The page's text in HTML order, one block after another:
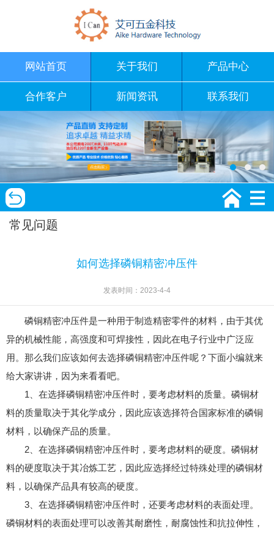
网站首页 关于我们 产品中心
合作客户 新闻资讯 联系我们
常见问题
如何选择磷铜精密冲压件
发表时间：2023-4-4
磷铜精密冲压件是一种用于制造精密零件的材料，由于其优
异的机械性能，高强度和可焊接性，因此在电子行业中广泛应
用。那么我们应该如何去选择磷铜精密冲压件呢？下面小编就来
给大家讲讲，因为来看看吧。
1、在选择磷铜精密冲压件时，要考虑材料的质量。磷铜材
料的质量取决于其化学成分，因此应该选择符合国家标准的磷铜
材料，以确保产品的质量。
2、在选择磷铜精密冲压件时，要考虑材料的硬度。磷铜材
料的硬度取决于其冶炼工艺，因此应选择经过特殊处理的磷铜材
料，以确保产品具有较高的硬度。
3、在选择磷铜精密冲压件时，还要考虑材料的表面处理。
磷铜材料的表面处理可以改善其耐磨性，耐腐蚀性和抗拉伸性，